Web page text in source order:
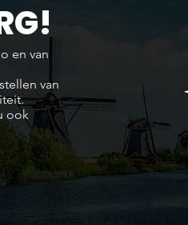
en van
van
ook